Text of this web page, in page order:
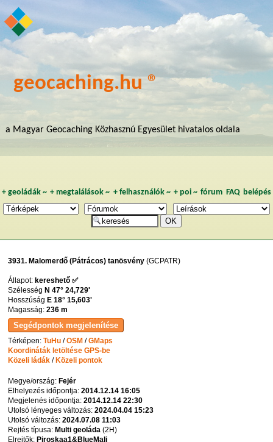
geocaching.hu ®
a Magyar Geocaching Közhasznú Egyesület hivatalos oldala
+ geoládák~ +megtalálások ~ + felhasználók~ + poi~ fórum FAQ belépés
3931. Malomerdő (Pátrácos) tanösvény (GCPATR)
Állapot:kereshető ✅
SzélességN 47° 24,729'
HosszúságE 18° 15,603'
Magasság:236 m
Térképen:TuHu /OSM /GMaps
Koordináták letöltése GPS-be
Közeli ládák / Közeli pontok
Megye/ország: Fejér
Elhelyezés időpontja:2014.12.14 16:05
Megjelenés időpontja:2014.12.14 22:30
Utolsó lényeges változás:2024.04.04 15:23
Utolsó változás:2024.07.08 11:03
Rejtés típusa: Multi geoláda (2H)
Elrejtők: Piroskaa1&BlueMali